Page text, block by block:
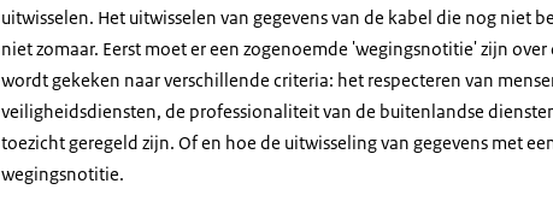
uitwisselen. Het uitwisselen van gegevens van de kabel die nog niet
niet zomaar. Eerst moet er een zogenoemde 'wegingsnotitie' zijn
wordt gekeken naar verschillende criteria: het respecteren van
veiligheidsdiensten, de professionaliteit van de buitenlandse
toezicht geregeld zijn. Of en hoe de uitwisseling van gegevens met
wegingsnotitie.